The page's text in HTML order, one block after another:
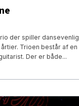
der spiller dansevenlig
Trioen består af en
Der er både...